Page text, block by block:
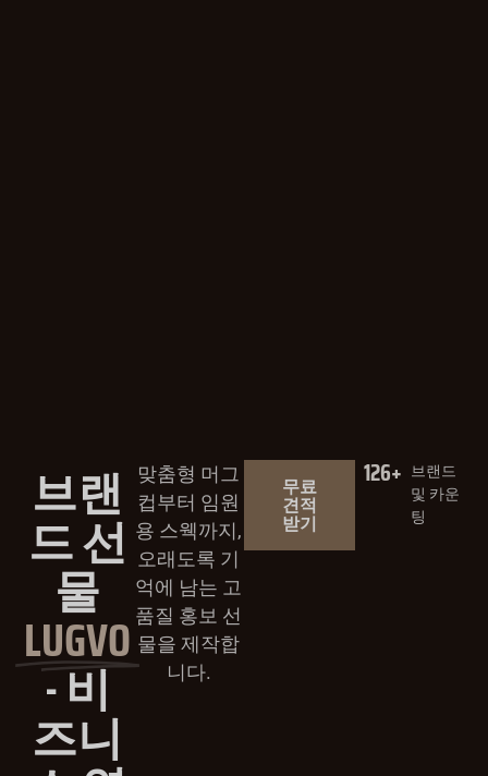
브랜
드 선
물
LUGVO
- 비
즈니
맞춤형 머그
컵부터 임원
용 스웩까지,
오래도록 기
억에 남는 고
품질 홍보 선
물을 제작합
니다.
무료
견적
받기
브랜드
및 카운
팅
126+